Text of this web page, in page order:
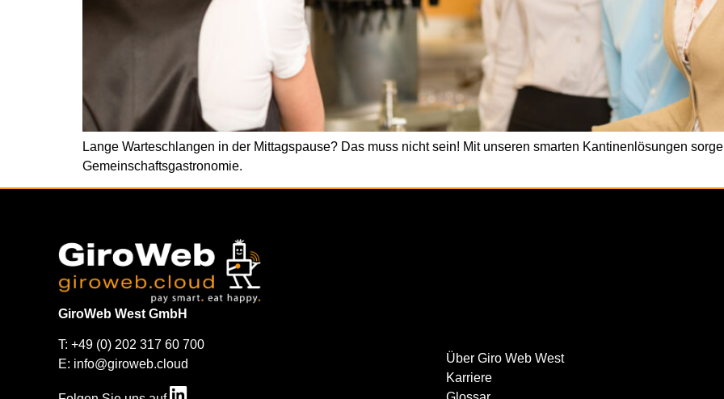
Lange Warteschlangen in der Mittagspause? Das muss nicht sein! Mit unseren smarten Kantinenlösungen
Gemeinschaftsgastronomie.
GiroWeb West GmbH
T: +49 (0) 202 317 60 700
E: info@giroweb.cloud
Über Giro Web West
Karriere